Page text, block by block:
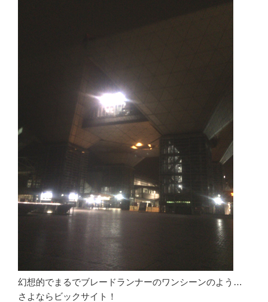
幻想的でまるでブレードランナーのワンシーンのよう…
さよならビックサイト！